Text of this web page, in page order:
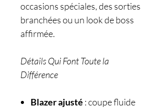
occasions spéciales, des sorties
branchées ou un look de boss
affirmée.
Détails Qui Font Toute la
Différence
Blazer ajusté : coupe fluide